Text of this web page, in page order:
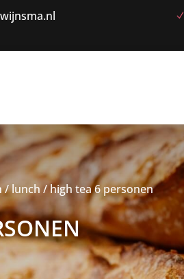
N
/ lunch/ high tea 6 personen